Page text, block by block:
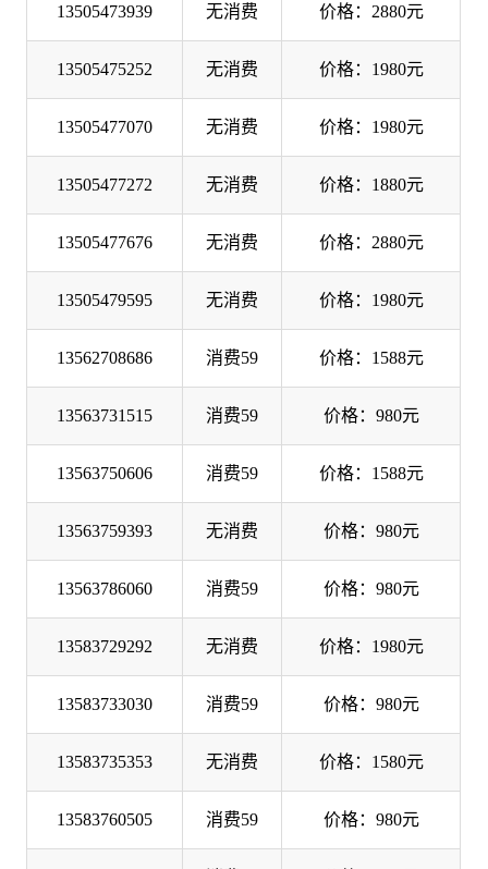
13505473939 无消费 价格：2880元
13505475252 无消费 价格：1980元
13505477070 无消费 价格：1980元
13505477272 无消费 价格：1880元
13505477676 无消费 价格：2880元
13505479595 无消费 价格：1980元
13562708686 消费59 价格：1588元
13563731515 消费59 价格：980元
13563750606 消费59 价格：1588元
13563759393 无消费 价格：980元
13563786060 消费59 价格：980元
13583729292 无消费 价格：1980元
13583733030 消费59 价格：980元
13583735353 无消费 价格：1580元
13583760505 消费59 价格：980元